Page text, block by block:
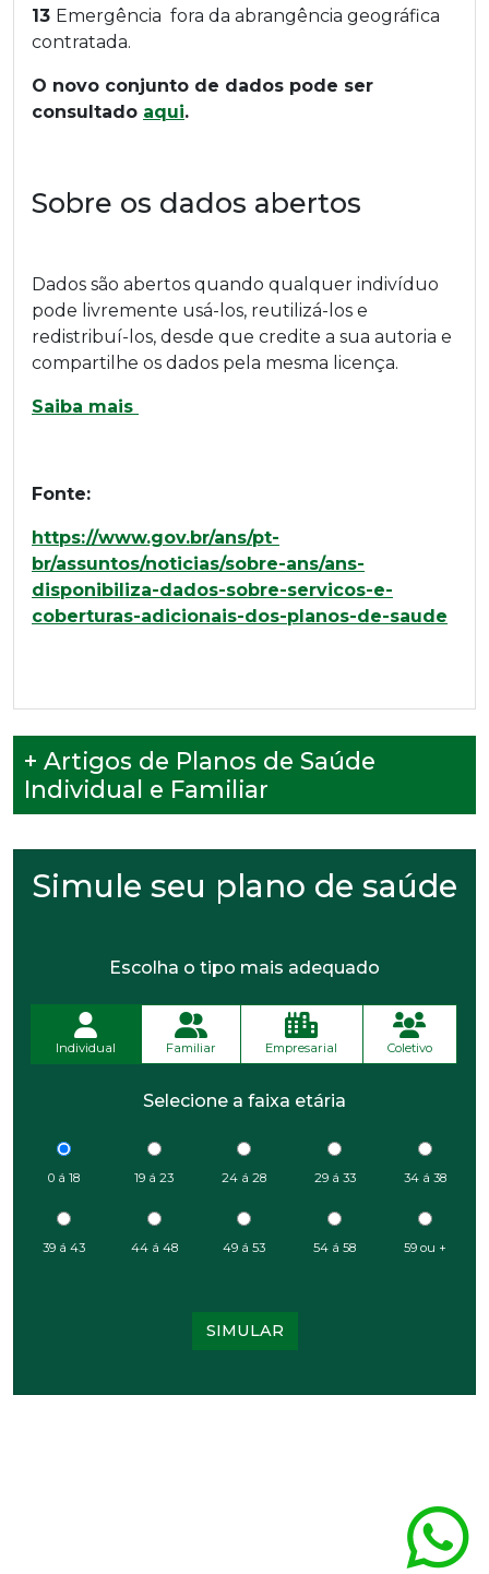
13 Emergência fora da abrangência geográfica
contratada.
O novo conjunto de dados pode ser
consultado aqui.
Sobre os dados abertos
Dados são abertos quando qualquer indivíduo
pode livremente usá-los, reutilizá-los e
redistribuí-los, desde que credite a sua autoria e
compartilhe os dados pela mesma licença.
Saiba mais
Fonte:
https://www.gov.br/ans/pt-
br/assuntos/noticias/sobre-ans/ans-
disponibiliza-dados-sobre-servicos-e-
coberturas-adicionais-dos-planos-de-saude
+ Artigos de Planos de Saúde
Individual e Familiar
Simule seu plano de saúde
Escolha o tipo mais adequado
Individual Familiar Empresarial Coletivo
Selecione a faixa etária
0 á 18 19 á 23 24 á 28 29 á 33 34 á 38
39 á 43 44 á 48 49 á 53 54 á 58 59 ou +
SIMULAR